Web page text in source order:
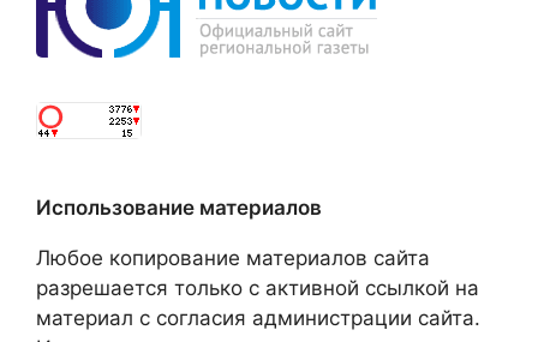
Использование материалов
Любое копирование материалов сайта
разрешается только с активной ссылкой на
материал с согласия администрации сайта.